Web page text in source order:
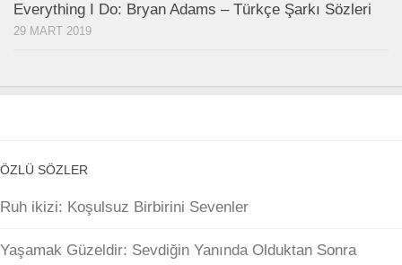
Everything I Do: Bryan Adams – Türkçe Şarkı Sözleri
29 MART 2019
ÖZLÜ SÖZLER
Ruh ikizi: Koşulsuz Birbirini Sevenler
Yaşamak Güzeldir: Sevdiğin Yanında Olduktan Sonra